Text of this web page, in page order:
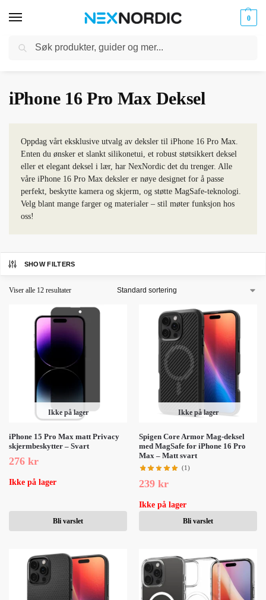
0
til
Kabler
iPhone 16 Pro Max Deksel
Oppdag vårt eksklusive utvalg av deksler til iPhone 16 Pro Max.
Enten du ønsker et slankt silikonetui, et robust støtsikkert deksel
eller et elegant deksel i lær, har NexNordic det du trenger. Alle
våre iPhone 16 Pro Max deksler er nøye designet for å passe
perfekt, beskytte kamera og skjerm, og støtte MagSafe-teknologi.
Velg blant mange farger og materialer – stil møter funksjon hos
oss!
SHOW FILTERS
Viser alle 12 resultater
Ikke på lager
iPhone 15 Pro Max matt Privacy
skjermbeskytter – Svart
276 kr
Ikke på lager
Bli varslet
Ikke på lager
Spigen Core Armor Mag-deksel
med MagSafe for iPhone 16 Pro
Max – Matt svart
(1)
239 kr
Ikke på lager
Bli varslet